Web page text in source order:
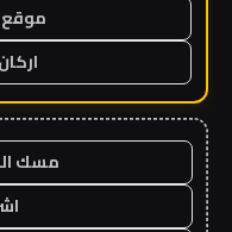
موقع
مسك